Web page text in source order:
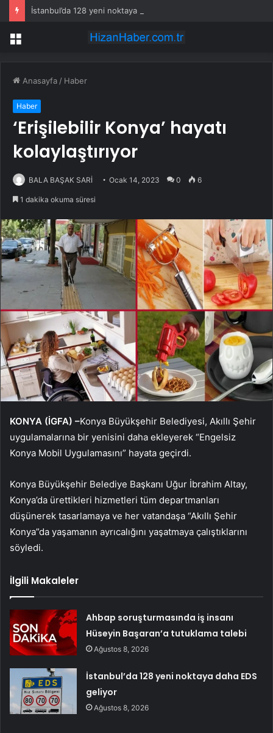
İstanbul’da 128 yeni noktaya daha EDS geliyor
Menü
Anasayfa / Haber
Haber
‘Erişilebilir Konya’ hayatı
kolaylaştırıyor
BALA BAŞAK SARİ Ocak 14, 2023 0 6
1 dakika okuma süresi
KONYA (İGFA) –Konya Büyükşehir Belediyesi, Akıllı Şehir
uygulamalarına bir yenisini daha ekleyerek “Engelsiz
Konya Mobil Uygulamasını” hayata geçirdi.
Konya Büyükşehir Belediye Başkanı Uğur İbrahim Altay,
Konya’da ürettikleri hizmetleri tüm departmanları
düşünerek tasarlamaya ve her vatandaşa “Akıllı Şehir
Konya”da yaşamanın ayrıcalığını yaşatmaya çalıştıklarını
söyledi.
İlgili Makaleler
Ahbap soruşturmasında iş insanı
Hüseyin Başaran’a tutuklama talebi
Ağustos 8, 2026
İstanbul’da 128 yeni noktaya daha EDS
geliyor
Ağustos 8, 2026